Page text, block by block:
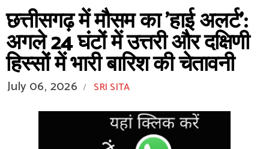
छत्तीसगढ़ में मौसम का 'हाई अलर्ट':
अगले 24 घंटों में उत्तरी और दक्षिणी
हिस्सों में भारी बारिश की चेतावनी
July 06, 2026 / SRI SITA